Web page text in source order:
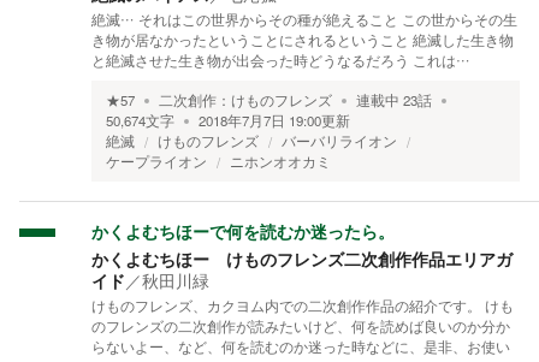
絶滅… それはこの世界からその種が絶えること この世からその生
き物が居なかったということにされるということ 絶滅した生き物
と絶滅させた生き物が出会った時どうなるだろう これは…
★57 二次創作： けものフレンズ 連載中 23話
50,674文字 2018年7月7日 19:00更新
絶滅
けものフレンズ
バーバリライオン
ケープライオン
ニホンオオカミ
かくよむちほーで何を読むか迷ったら。
かくよむちほー けものフレンズ二次創作作品エリアガ
イド／秋田川緑
けものフレンズ、カクヨム内での二次創作作品の紹介です。 けも
のフレンズの二次創作が読みたいけど、何を読めば良いのか分か
らないよー、など、何を読むのか迷った時などに、是非、お使い